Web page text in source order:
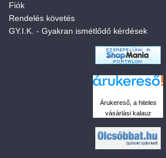
Fiók
Rendelés követés
GY.I.K. - Gyakran ismétlődő kérdések
Árukereső, a hiteles
vásárlási kalauz